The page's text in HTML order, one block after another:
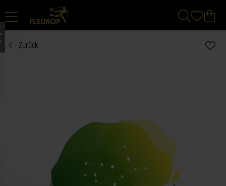
Zurück